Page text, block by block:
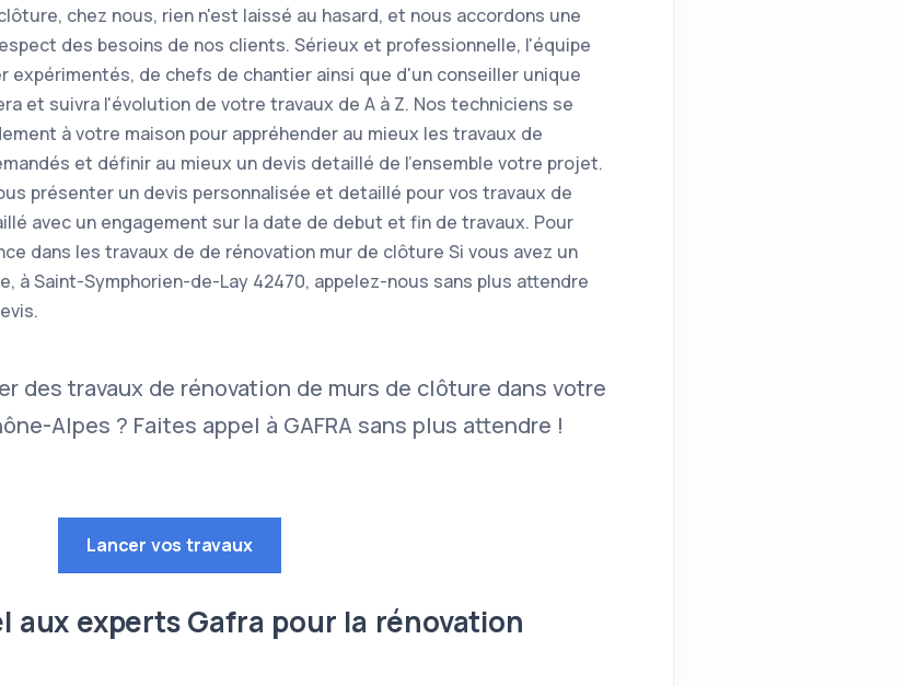
chez nous, rien n'est laissé au hasard, et nous accordons une
des besoins de nos clients. Sérieux et professionnelle, l'équipe
de chefs de chantier ainsi que d'un conseiller unique
et suivra l'évolution de votre travaux de A à Z. Nos techniciens se
à votre maison pour appréhender au mieux les travaux de
et définir au mieux un devis detaillé de l'ensemble votre projet.
présenter un devis personnalisée et detaillé pour vos travaux de
avec un engagement sur la date de debut et fin de travaux. Pour
dans les travaux de de rénovation mur de clôture Si vous avez un
à Saint-Symphorien-de-Lay 42470, appelez-nous sans plus attendre
des travaux de rénovation de murs de clôture dans votre
Alpes ? Faites appel à GAFRA sans plus attendre !
Lancer vos travaux
aux experts Gafra pour la rénovation